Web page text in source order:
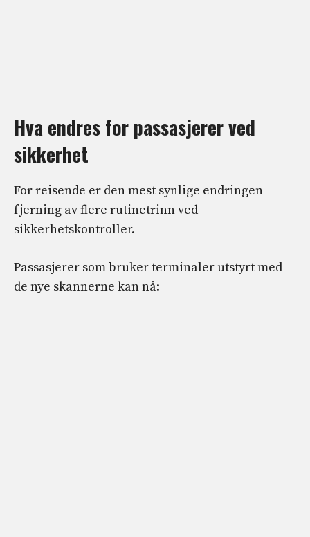
Hva endres for passasjerer ved
sikkerhet
For reisende er den mest synlige endringen
fjerning av flere rutinetrinn ved
sikkerhetskontroller.
Passasjerer som bruker terminaler utstyrt med
de nye skannerne kan nå: